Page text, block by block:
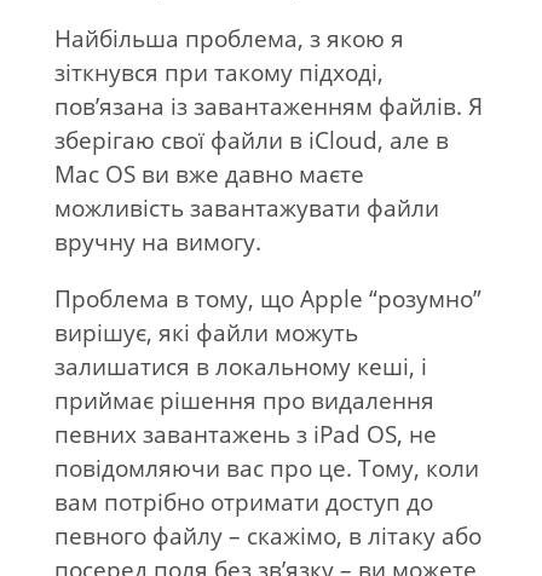
Найбільша проблема, з якою я
зіткнувся при такому підході,
пов’язана із завантаженням файлів. Я
зберігаю свої файли в iCloud, але в
Mac OS ви вже давно маєте
можливість завантажувати файли
вручну на вимогу.
Проблема в тому, що Apple “розумно”
вирішує, які файли можуть
залишатися в локальному кеші, і
приймає рішення про видалення
певних завантажень з iPad OS, не
повідомляючи вас про це. Тому, коли
вам потрібно отримати доступ до
певного файлу – скажімо, в літаку або